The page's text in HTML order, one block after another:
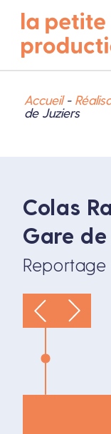
Accueil-
de Juziers
Colas
Gare